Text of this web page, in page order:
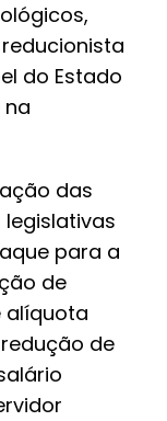
do Estado
das
para a
de
alíquota
de